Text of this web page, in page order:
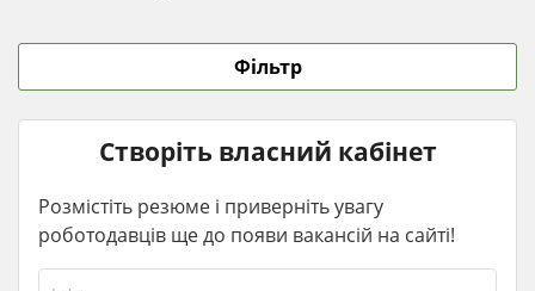
Фільтр
Створіть власний кабінет
Розмістіть резюме і приверніть увагу
роботодавців ще до появи вакансій на сайті!